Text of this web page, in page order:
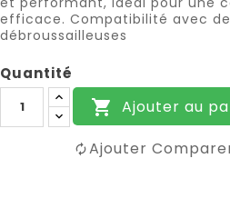
efficace. Compatibilité avec
débroussailleuses
Quantité
 Ajouter au
Ajouter